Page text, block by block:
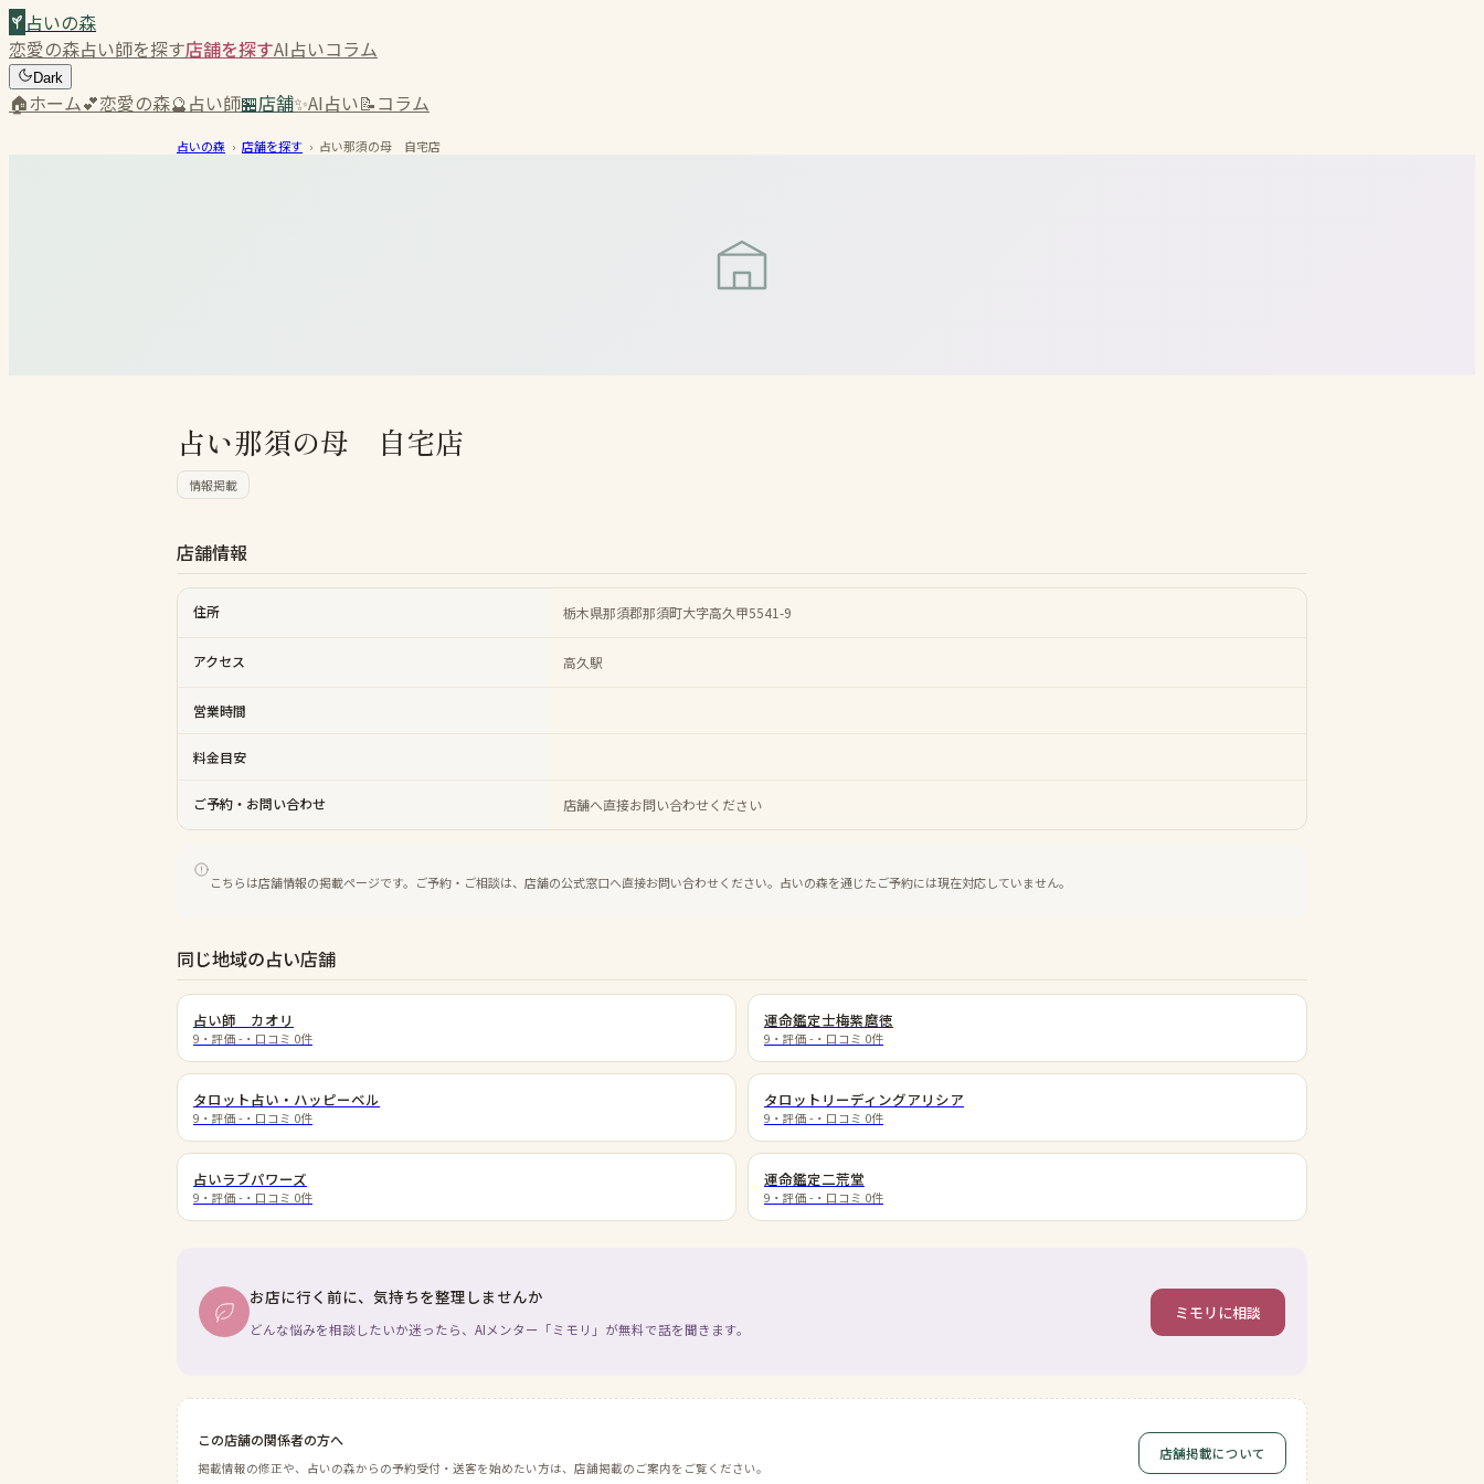
占いの森
恋愛の森占い師を探す店舗を探すAI占いコラム
Dark
🏠ホーム💕恋愛の森🔮占い師🏪店舗✨AI占い📝コラム
占いの森 › 店舗を探す › 占い那須の母 自宅店
占い那須の母 自宅店
情報掲載
店舗情報
住所 栃木県那須郡那須町大字高久甲5541-9
アクセス 高久駅
営業時間
料金目安
ご予約・お問い合わせ 店舗へ直接お問い合わせください
こちらは店舗情報の掲載ページです。ご予約・ご相談は、店舗の公式窓口へ直接お問い合わせください。占いの森を通じたご予約には現在対応していません。
同じ地域の占い店舗
占い師 カオリ
9 ・評価 - ・口コミ 0件
運命鑑定士梅紫麿徳
9 ・評価 - ・口コミ 0件
タロット占い・ハッピーベル
9 ・評価 - ・口コミ 0件
タロットリーディングアリシア
9 ・評価 - ・口コミ 0件
占いラブパワーズ
9 ・評価 - ・口コミ 0件
運命鑑定二荒堂
9 ・評価 - ・口コミ 0件
お店に行く前に、気持ちを整理しませんか
どんな悩みを相談したいか迷ったら、AIメンター「ミモリ」が無料で話を聞きます。
ミモリに相談
この店舗の関係者の方へ
掲載情報の修正や、占いの森からの予約受付・送客を始めたい方は、店舗掲載のご案内をご覧ください。
店舗掲載について